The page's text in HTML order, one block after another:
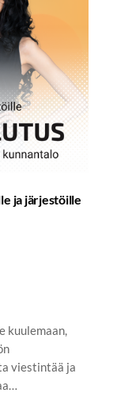
ja järjestöille
kuulemaan,
viestintää ja